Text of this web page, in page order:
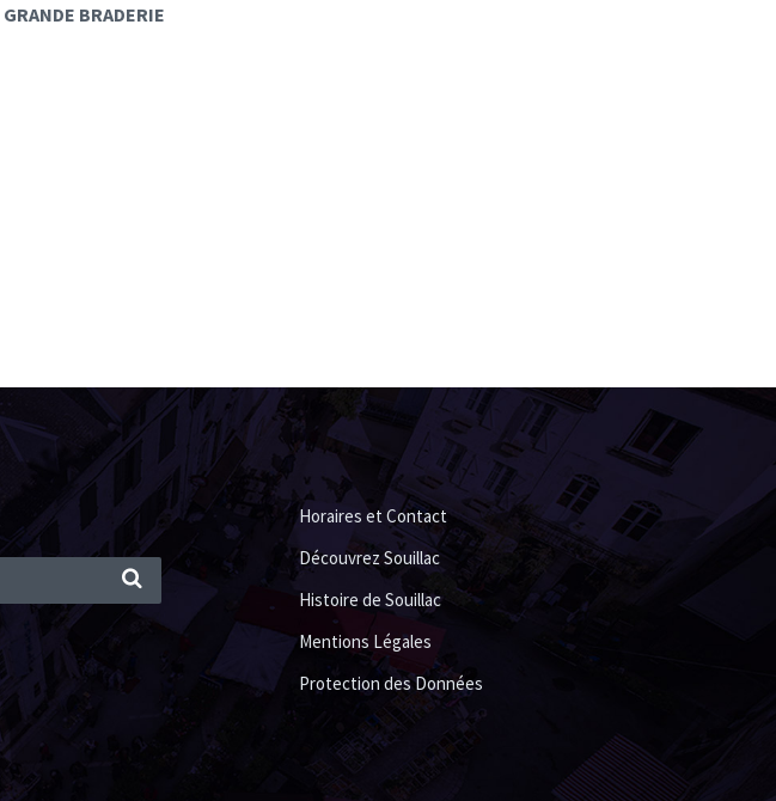
GRANDE BRADERIE
Horaires et Contact
Découvrez Souillac
Histoire de Souillac
Mentions Légales
Protection des Données